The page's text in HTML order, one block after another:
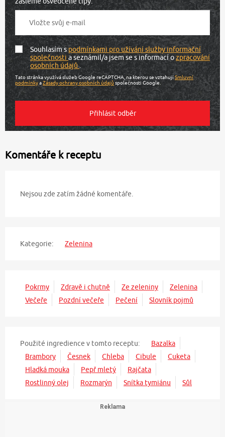
Souhlasím spodmínkami pro užívání služby informační
společnostia seznámil/a jsem se s informací ozpracování
osobních údajů.
Tato stránka využívá služeb Google reCAPTCHA, na kterou se vztahujíSmluvní
podmínkyaZásady ochrany osobních údajů společnosti Google.
Komentáře k receptu
Nejsou zde zatím žádné komentáře.
Kategorie: Zelenina
Pokrmy Zdravě i chutně Ze zeleniny
Zelenina
Večeře
Pozdní večeře Pečení Slovník pojmů
Použité ingredience v tomto receptu:
Bazalka
Brambory
Česnek Chleba Cibule
Cuketa
Hladká mouka
Pepř mletý
Rajčata
Rostlinný olej
Rozmarýn Snítka tymiánu Sůl